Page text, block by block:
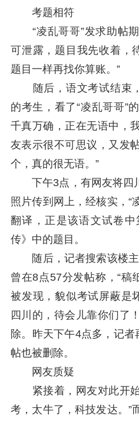
考题相符
“凌乱哥哥”发求助帖期
可泄露，题目我先收着，
题目一样再找你算账。”
随后，语文考试结束
的考生，看了“凌乱哥哥”
千真万确，正在无语中，
友表示很不可思议，又发
个，真的很无语。”
下午3点，有网友将四
照片传到网上，经核实，“
翻译，正是该语文试卷
传》中的题目。
随后，记者搜索该楼主
曾在8点57分发帖称，“稿
被发现，貌似考试屏蔽是
四川的，待会儿靠你们了
除。昨天下午4点多，记
帖也被删除。
网友质疑
紧接着，网友对此开始
考，太牛了，科技发达。”